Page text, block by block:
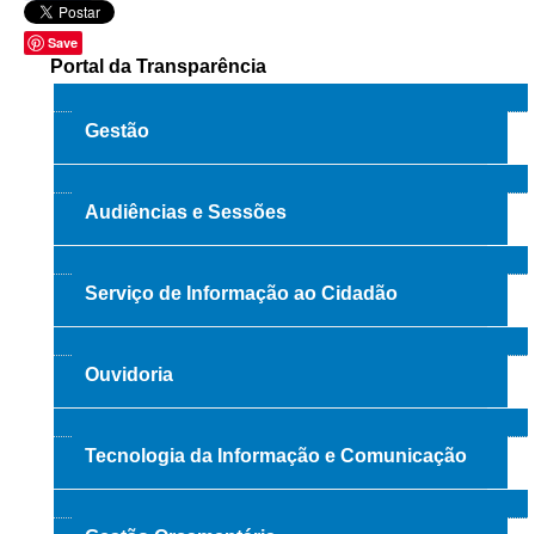
Faça sua Manifestação
Acompanhe sua manifestação
Ouvidoria Da Mulher
Integração das Ouvidorias
Dúvidas Frequentes
Save
Portal da Transparência
Gestão
Audiências e Sessões
Serviço de Informação ao Cidadão
Ouvidoria
Tecnologia da Informação e Comunicação